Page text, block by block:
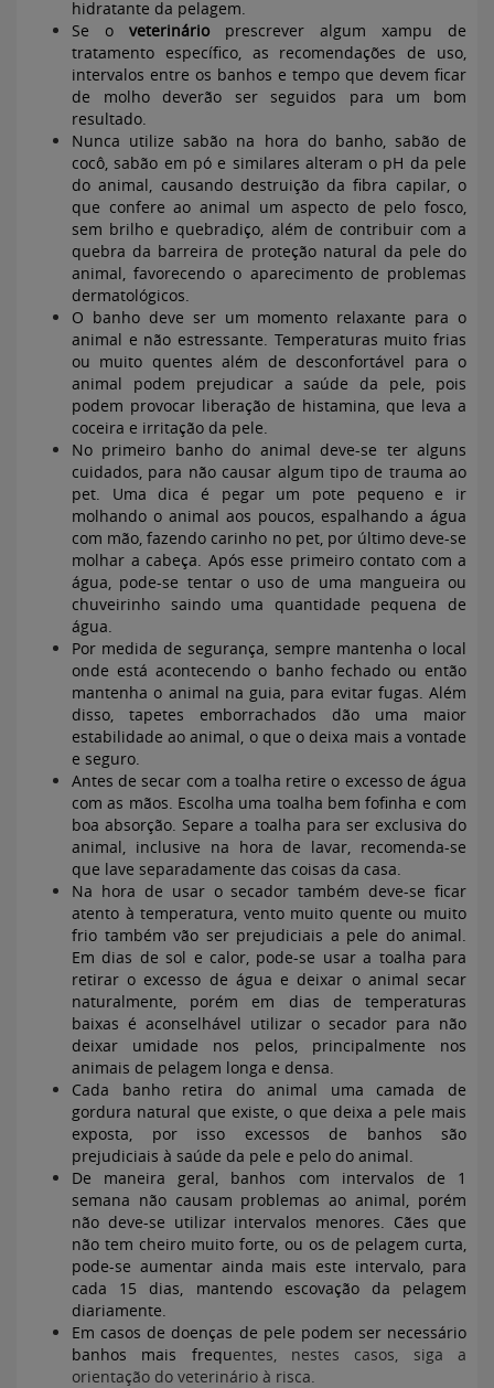
hidratante da pelagem.
Se o veterinárioprescrever algum xampu de
tratamento específico, as recomendações de uso,
intervalos entre os banhos e tempo que devem ficar
de molho deverão ser seguidos para um bom
resultado.
Nunca utilize sabão na hora do banho, sabão de
cocô, sabão em pó e similares alteram o pH da pele
do animal, causando destruição da fibra capilar, o
que confere ao animal um aspecto de pelo fosco,
sem brilho e quebradiço, além de contribuir com a
quebra da barreira de proteção natural da pele do
animal, favorecendo o aparecimento de problemas
dermatológicos.
O banho deve ser um momento relaxante para o
animal e não estressante. Temperaturas muito frias
ou muito quentes além de desconfortável para o
animal podem prejudicar a saúde da pele, pois
podem provocar liberação de histamina, que leva a
coceira e irritação da pele.
No primeiro banho do animal deve-se ter alguns
cuidados, para não causar algum tipo de trauma ao
pet. Uma dica é pegar um pote pequeno e ir
molhando o animal aos poucos, espalhando a água
com mão, fazendo carinho no pet, por último deve-se
molhar a cabeça. Após esse primeiro contato com a
água, pode-se tentar o uso de uma mangueira ou
chuveirinho saindo uma quantidade pequena de
água.
Por medida de segurança, sempre mantenha o local
onde está acontecendo o banho fechado ou então
mantenha o animal na guia, para evitar fugas. Além
disso, tapetes emborrachados dão uma maior
estabilidade ao animal, o que o deixa mais a vontade
e seguro.
Antes de secar com a toalha retire o excesso de água
com as mãos. Escolha uma toalha bem fofinha e com
boa absorção. Separe a toalha para ser exclusiva do
animal, inclusive na hora de lavar, recomenda-se
que lave separadamente das coisas da casa.
Na hora de usar o secador também deve-se ficar
atento à temperatura, vento muito quente ou muito
frio também vão ser prejudiciais a pele do animal.
Em dias de sol e calor, pode-se usar a toalha para
retirar o excesso de água e deixar o animal secar
naturalmente, porém em dias de temperaturas
baixas é aconselhável utilizar o secador para não
deixar umidade nos pelos, principalmente nos
animais de pelagem longa e densa.
Cada banho retira do animal uma camada de
gordura natural que existe, o que deixa a pele mais
exposta, por isso excessos de banhos são
prejudiciais à saúde da pele e pelo do animal.
De maneira geral, banhos com intervalos de 1
semana não causam problemas ao animal, porém
não deve-se utilizar intervalos menores. Cães que
não tem cheiro muito forte, ou os de pelagem curta,
pode-se aumentar ainda mais este intervalo, para
cada 15 dias, mantendo escovação da pelagem
diariamente.
Em casos de doenças de pele podem ser necessário
banhos mais frequentes, nestes casos, siga a
orientação do veterinário à risca.